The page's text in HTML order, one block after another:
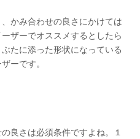
かみ合わせの良さにかけては
ザーでオススメするとしたら
たに添った形状になっている
ーです。
良さは必須条件ですよね。１